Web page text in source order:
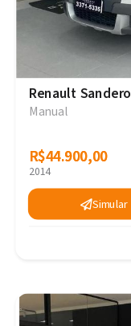
Renault Sandero
Manual
R$44.900,00
R$44.900,00
2014
Simular